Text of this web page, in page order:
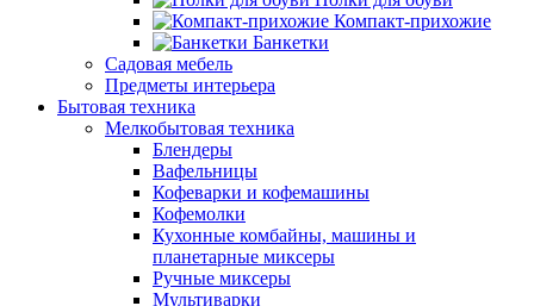
Компакт-прихожие
Банкетки
Садовая мебель
Предметы интерьера
Бытовая техника
Мелкобытовая техника
Блендеры
Вафельницы
Кофеварки и кофемашины
Кофемолки
Кухонные комбайны, машины и
планетарные миксеры
Ручные миксеры
Мультиварки